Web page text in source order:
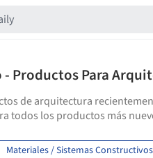
Productos Para
de arquitectura
todos los productos más
Materiales / Sistemas Constructivos